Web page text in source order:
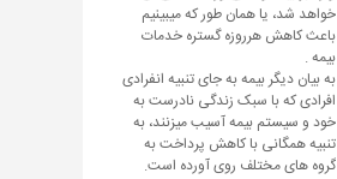
خواهد شد، یا همان طور که میبینیم
باعث کاهش هرروزه گستره خدمات
بیمه .
به بیان دیگر بیمه به جای تنبیه انفرادی
افرادی که با سبک زندگی نادرست به
خود و سیستم بیمه آسیب میزنند، به
تنبیه همگانی با کاهش پرداخت به
گروه های مختلف روی آورده است.